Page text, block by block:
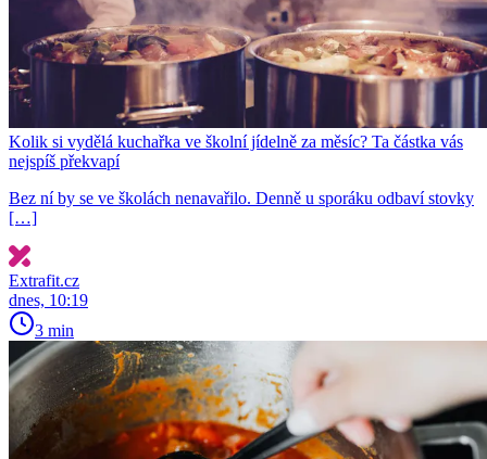
Kolik si vydělá kuchařka ve školní jídelně za měsíc? Ta částka vás
nejspíš překvapí
Bez ní by se ve školách nenavařilo. Denně u sporáku odbaví stovky
[…]
Extrafit.cz
dnes, 10:19
3 min